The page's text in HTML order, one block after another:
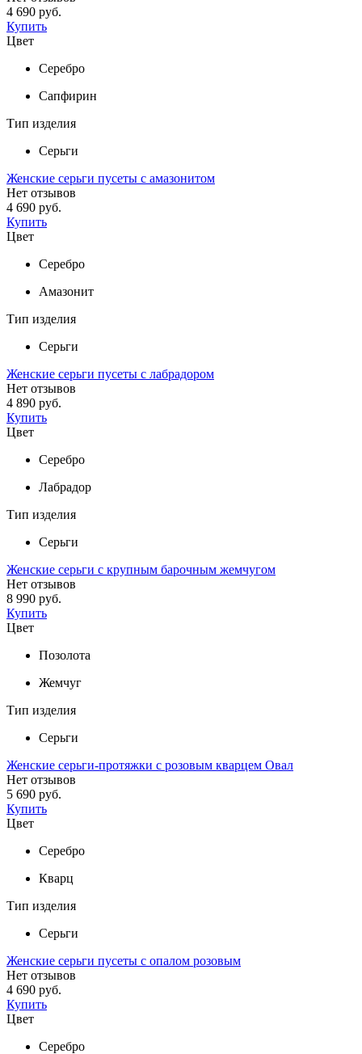
4 690 руб.
Купить
Цвет
Серебро
Сапфирин
Тип изделия
Серьги
Женские серьги пусеты с амазонитом
Нет отзывов
4 690 руб.
Купить
Цвет
Серебро
Амазонит
Тип изделия
Серьги
Женские серьги пусеты с лабрадором
Нет отзывов
4 890 руб.
Купить
Цвет
Серебро
Лабрадор
Тип изделия
Серьги
Женские серьги с крупным барочным жемчугом
Нет отзывов
8 990 руб.
Купить
Цвет
Позолота
Жемчуг
Тип изделия
Серьги
Женские серьги-протяжки с розовым кварцем Овал
Нет отзывов
5 690 руб.
Купить
Цвет
Серебро
Кварц
Тип изделия
Серьги
Женские серьги пусеты с опалом розовым
Нет отзывов
4 690 руб.
Купить
Цвет
Серебро